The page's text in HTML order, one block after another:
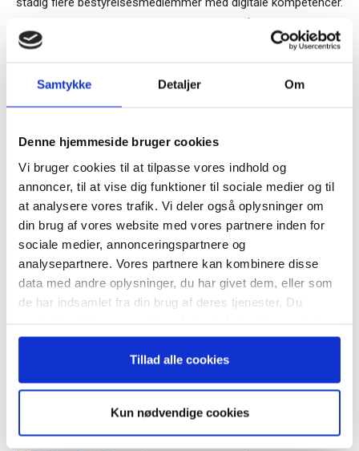
Samtykke Detaljer Om
Denne hjemmeside bruger cookies
Vi bruger cookies til at tilpasse vores indhold og
annoncer, til at vise dig funktioner til sociale medier og til
at analysere vores trafik. Vi deler også oplysninger om
din brug af vores website med vores partnere inden for
sociale medier, annonceringspartnere og
analysepartnere. Vores partnere kan kombinere disse
data med andre oplysninger, du har givet dem, eller som
de har indsamlet fra din brug af deres tjenester. Du
anvende vores hjemmeside.
Tillad alle cookies
Kun nødvendige cookies
Men generelt har bestyrelserne endnu ikke fået denne
tænkning ind under huden. Men det er også ret naturligt i
Morten W. Langer
TAGS Boston Consulting Group
Digital Transformation
Lars Fæste
Økonomisk Ugebrev startup
Guide: Genopfind den
Tilmeld dig vores
nyhedsbrev
– og modtag Ole Borchs bog
“Succes i en dansk bestyrelse”
Bestyrelsesguidens ugentlige nyhedsbrev samt
Tilmeld